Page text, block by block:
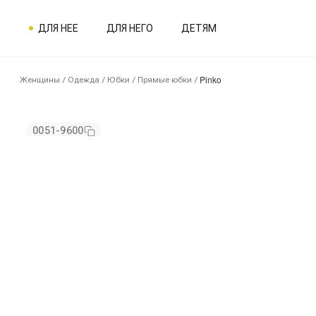
ДЛЯ НЕЕ ДЛЯ НЕГО ДЕТЯМ
Женщины / Одежда / Юбки / Прямые юбки / Pinko
0051-9600